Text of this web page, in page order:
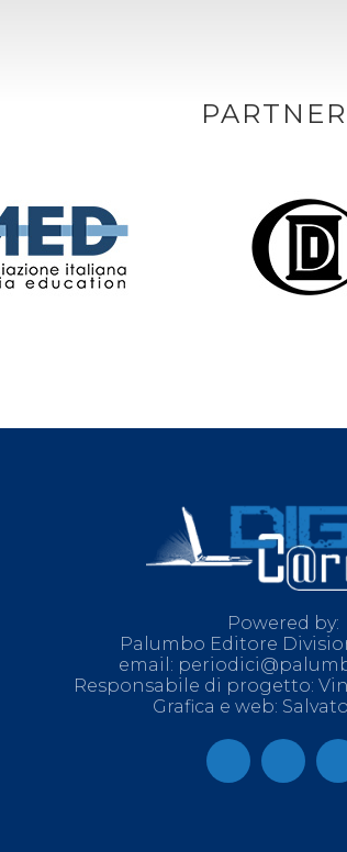
Powered by:
Palumbo Editore
email:
Responsabile di progetto:
Grafica e web: